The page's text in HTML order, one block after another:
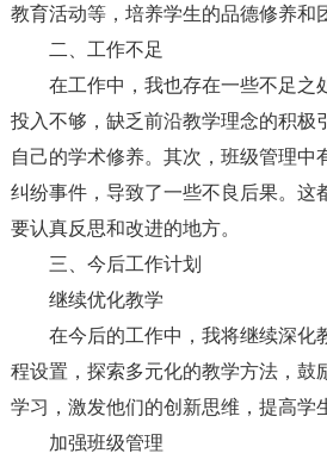
教育活动等，培养学生的品德修养和
二、工作不足
在工作中，我也存在一些不足之
投入不够，缺乏前沿教学理念的积极
自己的学术修养。其次，班级管理中
纠纷事件，导致了一些不良后果。这
要认真反思和改进的地方。
三、今后工作计划
继续优化教学
在今后的工作中，我将继续深化
程设置，探索多元化的教学方法，鼓
学习，激发他们的创新思维，提高学
加强班级管理